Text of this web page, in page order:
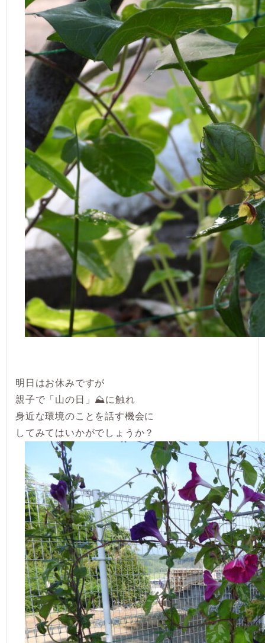
明日はお休みですが
親子で「山の日」⛰に触れ
身近な環境のことを話す機会に
してみてはいかがでしょうか？